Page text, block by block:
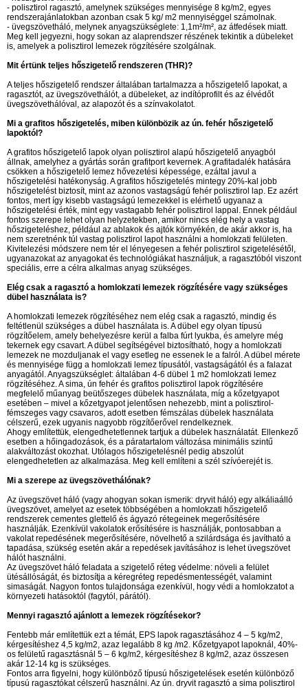
- polisztirol ragasztó, amelynek szükséges mennyisége 8 kg/m2, egyes
rendszerajánlatokban azonban csak 5 kg/ m2 mennyiséggel számolnak.
- üvegszövetháló, melynek anyagszükséglete: 1,1m²/m², az átfedések miatt.
Meg kell jegyezni, hogy sokan az alaprendszer részének tekintik a dübeleket
is, amelyek a polisztirol lemezek rögzítésére szolgálnak.
Mit értünk teljes hőszigetelő rendszeren (THR)?
A teljes hőszigetelő rendszer általában tartalmazza a hőszigetelő lapokat, a
ragasztót, az üvegszövethálót, a dübeleket, az indítóprofilt és az élvédőt
üvegszövethálóval, az alapozót és a színvakolatot.
Mi a grafitos hőszigetelés, miben különbözik az ún. fehér hőszigetelő
lapoktól?
A grafitos hőszigetelő lapok olyan polisztirol alapú hőszigetelő anyagból
állnak, amelyhez a gyártás során grafitport kevernek. A grafitadalék hatására
csökken a hőszigetelő lemez hővezetési képessége, ezáltal javul a
hőszigetelési hatékonyság. A grafitos hőszigetelés mintegy 20%-kal jobb
hőszigetelést biztosít, mint az azonos vastagságú fehér polisztirol lap. Ez azért
fontos, mert így kisebb vastagságú lemezekkel is elérhető ugyanaz a
hőszigetelési érték, mint egy vastagabb fehér polisztirol lappal. Ennek például
fontos szerepe lehet olyan helyzetekben, amikor nincs elég hely a vastag
hőszigeteléshez, például az ablakok és ajtók környékén, de akár akkor is, ha
nem szeretnénk túl vastag polisztirol lapot használni a homlokzati felületen.
Kivitelezési módszere nem tér el lényegesen a fehér polisztirol szigetelésétől,
ugyanazokat az anyagokat és technológiákat használjuk, a ragasztóból viszont
speciális, erre a célra alkalmas anyag szükséges.
Elég csak a ragasztó a homlokzati lemezek rögzítésére vagy szükséges
dübel használata is?
A homlokzati lemezek rögzítéséhez nem elég csak a ragasztó, mindig és
feltétlenül szükséges a dübel használata is. A dübel egy olyan típusú
rögzítőelem, amely behelyezésre kerül a falba fúrt lyukba, és amelyre még
tekernek egy csavart. A dübel segítségével biztosítható, hogy a homlokzati
lemezek ne mozduljanak el vagy esetleg ne essenek le a falról. A dübel mérete
és mennyisége függ a homlokzati lemez típusától, vastagságától és a falazat
anyagától. Anyagszükséglet: általában 4-6 dübel 1 m2 homlokzati lemez
rögzítéséhez. A sima, ún fehér és grafitos polisztirol lapok rögzítésére
megfelelő műanyag beütőszeges dübelek használata, míg a kőzetgyapot
esetében – mivel a kőzetgyapot jelentősen nehezebb, mint a polisztirol-
fémszeges vagy csavaros, adott esetben fémszálas dübelek használata
célszerű, ezek ugyanis nagyobb rögzítőerővel rendelkeznek.
Ahogy említettük, elengedhetetlennek tartjuk a dübelek használatát. Ellenkező
esetben a hőingadozások, és a páratartalom változása minimális szintű
alakváltozást okozhat. Utólagos hőszigetelésnél pedig abszolút
elengedhetetlen az alkalmazása. Meg kell említeni a szél szívóerejét is.
Mi a szerepe az üvegszövethálónak?
Az üvegszövet háló (vagy ahogyan sokan ismerik: dryvit háló) egy alkáliaálló
üvegszövet, amelyet az esetek többségében a homlokzati hőszigetelő
rendszerek cementes glettelő és ágyazó rétegeinek megerősítésére
használják. Ezenkívül vakolatok erősítésére is használják, pontosabban a
vakolat repedésének megerősítésére, növelhető a szilárdsága és javítható a
tapadása, szükség esetén akár a repedések javításához is lehet üvegszövet
hálót használni.
Az üvegszövet háló feladata a szigetelő réteg védelme: növeli a felület
ütésállóságát, és biztosítja a kéregréteg repedésmentességét, valamint
simaságát. Nagyon fontos tulajdonsága ezenkívül, hogy védi a homlokzatot a
környezeti hatásoktól (fagytól, párától).
Mennyi ragasztó ajánlott a lemezek rögzítésekor?
Fentebb már említettük ezt a témát, EPS lapok ragasztásához 4 – 5 kg/m2,
kérgesítéshez 4,5 kg/m2, azaz legalább 8 kg /m2. Kőzetgyapot lapoknál, 40%-
os felületű ragasztásnál 5 – 6 kg/m2, kérgesítéshez 8 kg/m2, azaz összesen
akár 12-14 kg is szükséges.
Fontos arra figyelni, hogy különböző típusú hőszigetelések esetén különböző
típusú ragasztókat célszerű használni. Az ún. dryvit ragasztó a sima polisztirol